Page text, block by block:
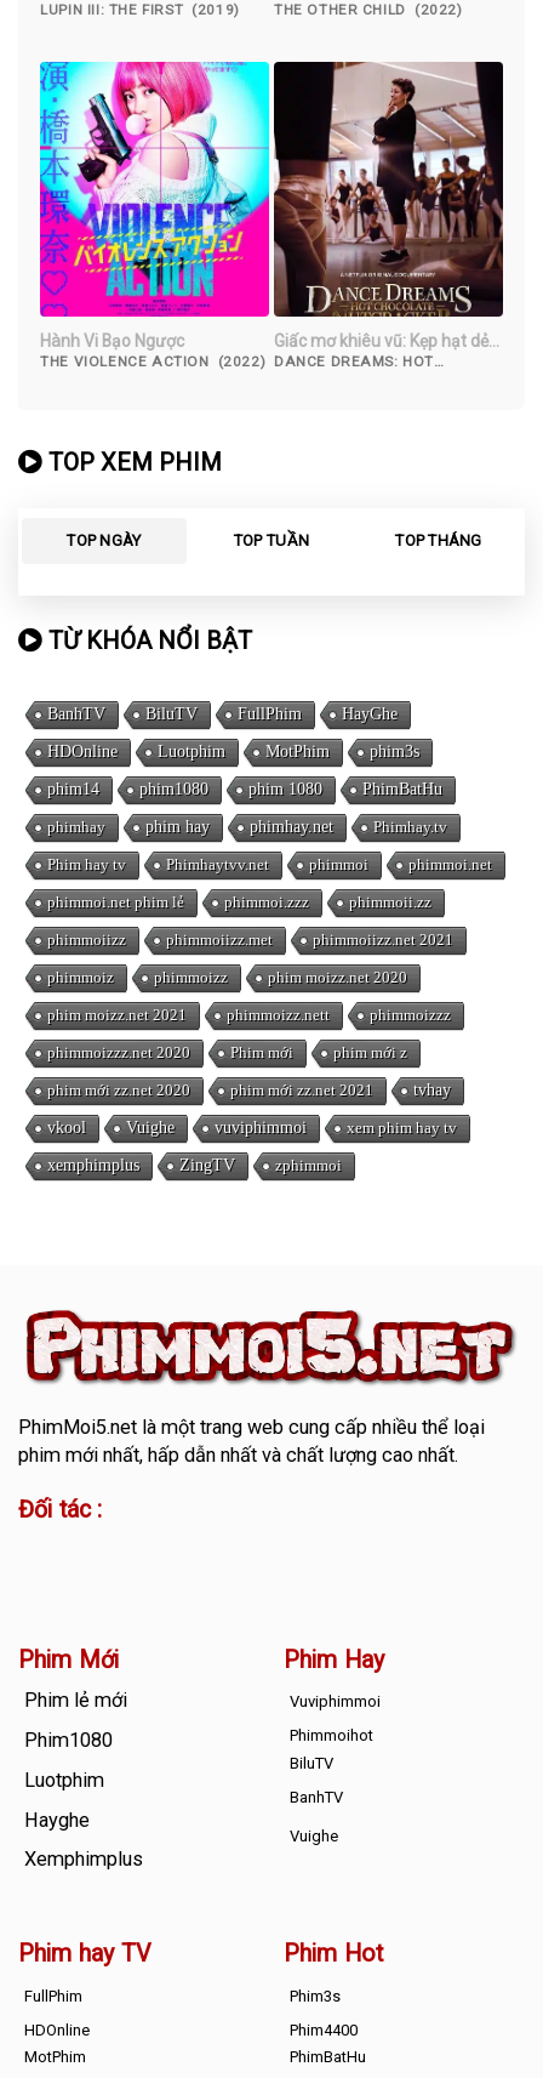
LUPIN III: THE FIRST (2019) THE OTHER CHILD (2022)
Hành Vi Bạo Ngược
THE VIOLENCE ACTION (2022)
Giấc mơ khiêu vũ: Kẹp hạt dẻ
sô-cô-la nóng
DANCE DREAMS: HOT
TOP XEM PHIM
TOP NGÀY TOP TUẦN TOP THÁNG
TỪ KHÓA NỔI BẬT
BanhTV BiluTV FullPhim HayGhe
HDOnline Luotphim MotPhim phim3s
phim14 phim1080 phim 1080 PhimBatHu
phimhay phim hay phimhay.net Phimhay.tv
Phim hay tv Phimhaytvv.net phimmoi phimmoi.net
phimmoi.net phim lẻ phimmoi.zzz phimmoii.zz
phimmoiizz phimmoiizz.met phimmoiizz.net 2021
phimmoiz phimmoizz phim moizz.net 2020
phim moizz.net 2021 phimmoizz.nett phimmoizzz
phimmoizzz.net 2020 Phim mới phim mới z
phim mới zz.net 2020 phim mới zz.net 2021 tvhay
vkool Vuighe vuviphimmoi xem phim hay tv
xemphimplus ZingTV zphimmoi
PhimMoi5.netlà một trang web cung cấp nhiều thể loại
phim mới nhất, hấp dẫn nhất và chất lượng cao nhất.
Đối tác :
Phim Mới
Phim lẻ mới
Phim1080
Luotphim
Hayghe
Xemphimplus
Phim Hay
Vuviphimmoi
Phimmoihot
BiluTV
BanhTV
Vuighe
Phim hay TV
FullPhim
HDOnline
MotPhim
Phim Hot
Phim3s
Phim4400
PhimBatHu